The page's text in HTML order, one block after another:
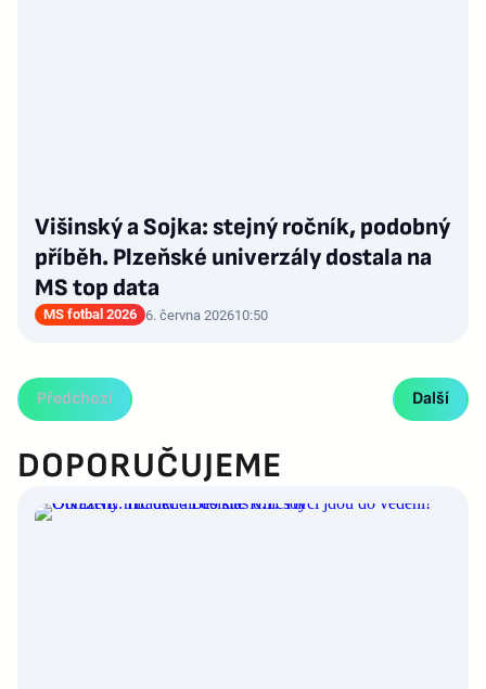
Višinský a Sojka: stejný ročník, podobný
příběh. Plzeňské univerzály dostala na
MS top data
MS fotbal 2026 6. června 202610:50
Předchozí Další
DOPORUČUJEME